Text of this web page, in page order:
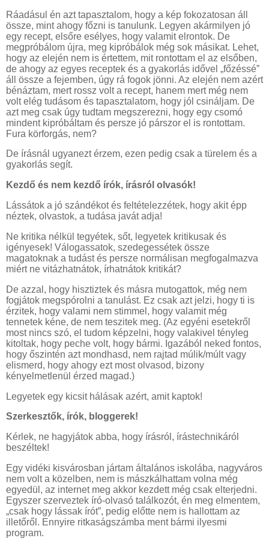
Ráadásul én azt tapasztalom, hogy a kép fokozatosan áll
össze, mint ahogy főzni is tanulunk. Legyen akármilyen jó
egy recept, elsőre esélyes, hogy valamit elrontok. De
megpróbálom újra, meg kipróbálok még sok másikat. Lehet,
hogy az elején nem is értettem, mit rontottam el az elsőben,
de ahogy az egyes receptek és a gyakorlás idővel „főzéssé”
áll össze a fejemben, úgy rá fogok jönni. Az elején nem azért
bénáztam, mert rossz volt a recept, hanem mert még nem
volt elég tudásom és tapasztalatom, hogy jól csináljam. De
azt meg csak úgy tudtam megszerezni, hogy egy csomó
mindent kipróbáltam és persze jó párszor el is rontottam.
Fura körforgás, nem?
De írásnál ugyanezt érzem, ezen pedig csak a türelem és a
gyakorlás segít.
Kezdő és nem kezdő írók, írásról olvasók!
Lássátok a jó szándékot és feltételezzétek, hogy akit épp
néztek, olvastok, a tudása javát adja!
Ne kritika nélkül tegyétek, sőt, legyetek kritikusak és
igényesek! Válogassatok, szedegessétek össze
magatoknak a tudást és persze normálisan megfogalmazva
miért ne vitázhatnátok, írhatnátok kritikát?
De azzal, hogy hisztiztek és másra mutogattok, még nem
fogjátok megspórolni a tanulást. Ez csak azt jelzi, hogy ti is
érzitek, hogy valami nem stimmel, hogy valamit még
tennetek kéne, de nem teszitek meg. (Az egyéni esetekről
most nincs szó, el tudom képzelni, hogy valakivel tényleg
kitoltak, hogy peche volt, hogy bármi. Igazából neked fontos,
hogy őszintén azt mondhasd, nem rajtad múlik/múlt vagy
elismerd, hogy ahogy ezt most olvasod, bizony
kényelmetlenül érzed magad.)
Legyetek egy kicsit hálásak azért, amit kaptok!
Szerkesztők, írók, bloggerek!
Kérlek, ne hagyjátok abba, hogy írásról, írástechnikáról
beszéltek!
Egy vidéki kisvárosban jártam általános iskolába, nagyváros
nem volt a közelben, nem is mászkálhattam volna még
egyedül, az internet meg akkor kezdett még csak elterjedni.
Egyszer szerveztek író-olvasó találkozót, én meg elmentem,
„csak hogy lássak írót”, pedig előtte nem is hallottam az
illetőről. Ennyire ritkaságszámba ment bármi ilyesmi
program.